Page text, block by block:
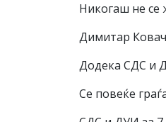
Никогаш не се
Димитар
Додека СДС и
Се повеќе